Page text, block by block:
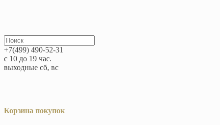
+7(499) 490-52-31
с 10 до 19 час.
выходные сб, вс
Корзина покупок